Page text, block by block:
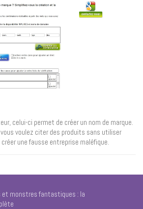
celui-ci permet de créer un nom de marque.
voulez citer des produits sans utiliser
une fausse entreprise maléfique.
et monstres fantastiques : la